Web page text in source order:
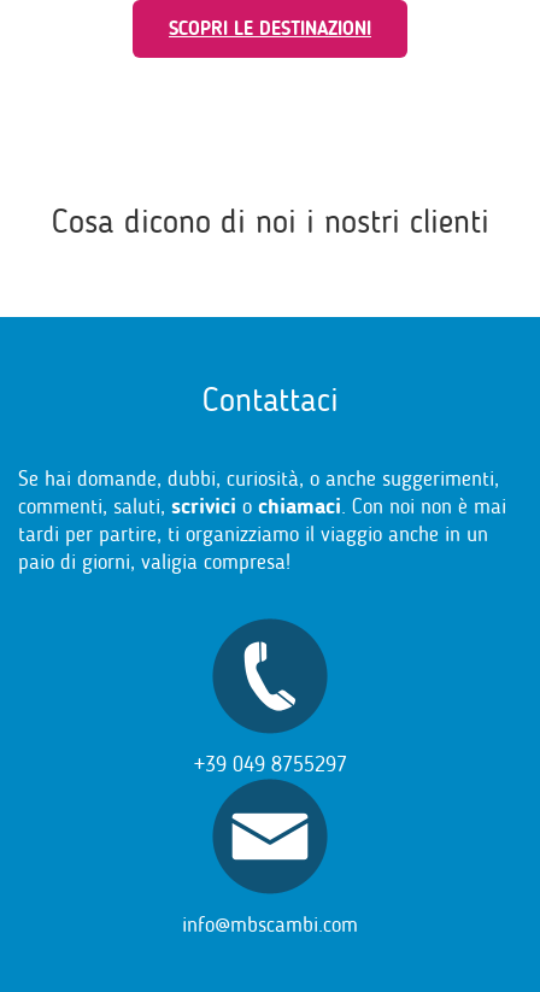
SCOPRI LE DESTINAZIONI
Cosa dicono di noi i nostri clienti
Contattaci
Se hai domande, dubbi, curiosità, o anche suggerimenti,
commenti, saluti, scrivici o chiamaci. Con noi non è mai
tardi per partire, ti organizziamo il viaggio anche in un
paio di giorni, valigia compresa!
+39 049 8755297
info@mbscambi.com